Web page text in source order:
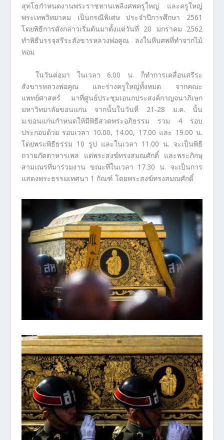
สุทโธกำหนดงานพระราชทานเพลิงศพครูใหญ่ และครูใหญ่
พระเทพวิทยาคม เป็นกรณีพิเศษ ประจำปีการศึกษา 2561
โดยพิธีการดังกล่าวเริ่มต้นมาตั้งแต่วันที่ 20 มกราคม 2562
ทำพิธีบรรจุสรีระสังขารหลวงพ่อคูณ ลงในหีบศพที่ทำจากไม้
หอม
ในวันต่อมา ในเวลา 6.00 น. ก็ทำการเคลื่อนสรีระ
สังขารหลวงพ่อคูณ และร่างครูใหญ่ทั้งหมด จากคณะ
แพทย์ศาสตร์ มาที่ศูนย์ประชุมเอนกประสงค์กาญจนาภิเษก
มหาวิทยาลัยขอนแก่น จากนั้นในวันที่ 21-28 ม.ค. นั้น
ม.ขอนแก่นกำหนดให้มีพิธีสวดพระอภิธรรม รวม 4 รอบ
ประกอบด้วย รอบเวลา 10.00, 14.00, 17.00 และ 19.00 น.
โดยพระพิธีธรรม 10 รูป และในเวลา 11.00 น. จะเป็นพิธี
ถวายภัตตาหารเพล แด่พระสงฆ์ทรงสมณศักดิ์ และพระภิกษุ
สามเณรที่มาร่วมงาน ขณะที่ในเวลา 17.30 น. จะเป็นการ
แสดงพระธรรมเทศนา 1 กัณฑ์ โดยพระสงฆ์ทรงสมณศักดิ์